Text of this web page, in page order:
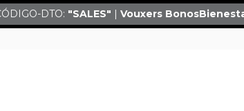
DTO: "SALES" | Vouxers